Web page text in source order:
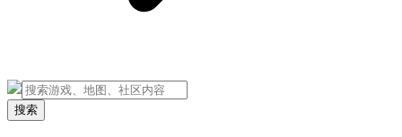
搜索